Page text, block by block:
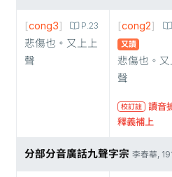
P.23
[cong3]
悲傷也。又上上
聲
[cong2]
又讀
悲傷也。又
聲
校訂註
讀音
釋義補上
分部分音廣話九聲字宗 李春華,